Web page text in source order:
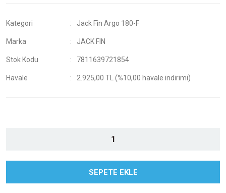
Kategori Jack Fin Argo 180-F
Marka JACK FIN
Stok Kodu 7811639721854
Havale 2.925,00 TL (%10,00 havale indirimi)
SEPETE EKLE